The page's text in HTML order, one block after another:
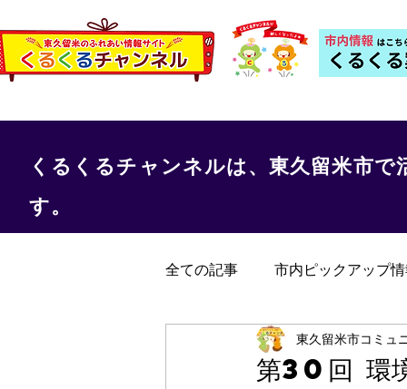
くるくるチャンネルは、東久留米市
す。
全ての記事 市内ピックアップ
くるくる保健室 事務局か
第30回 環
東久留米市コミュ